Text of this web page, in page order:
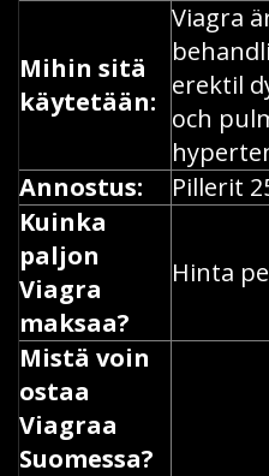
Mihin sitä
käytetään:
Viagra
erektil
och
Annostus:
Pillerit
Kuinka
paljon
Viagra
maksaa?
Hinta
Mistä voin
ostaa
Viagraa
Suomessa?